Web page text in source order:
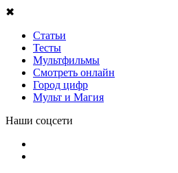
✖
Статьи
Тесты
Мультфильмы
Смотреть онлайн
Город цифр
Мульт и Магия
Наши соцсети